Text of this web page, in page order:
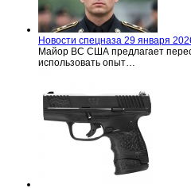
Новости спецназа 29 января
Майор ВС США предлагает
использовать опыт…